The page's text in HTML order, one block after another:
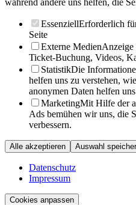
EssenziellErforderlich
Seite
Externe MedienAnzeige
Ticket-Buchung, Videos,
StatistikDie
helfen uns zu verstehen,
anonymen Daten helfen
MarketingMit Hilfe der
Ads bemühen wir uns, die
verbessern.
Alle akzeptieren Auswahl
Datenschutz
Impressum
Cookies anpassen